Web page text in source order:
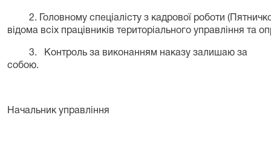
2. Головному спеціалісту з кадрової роботи
відома всіх працівників територіального управління та
3.
Контроль за виконанням наказу залишаю за
собою.
Начальник управління